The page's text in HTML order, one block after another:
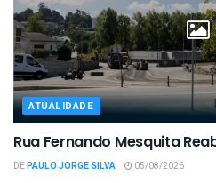
ATUALIDADE
Rua Fernando Mesquita
DEPAULO JORGE SILVA 05/08/2026